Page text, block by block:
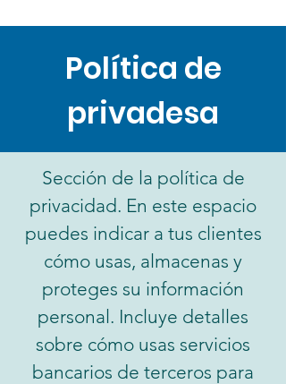
Política de
privadesa
Sección de la política de
privacidad. En este espacio
puedes indicar a tus clientes
cómo usas, almacenas y
proteges su información
personal. Incluye detalles
sobre cómo usas servicios
bancarios de terceros para